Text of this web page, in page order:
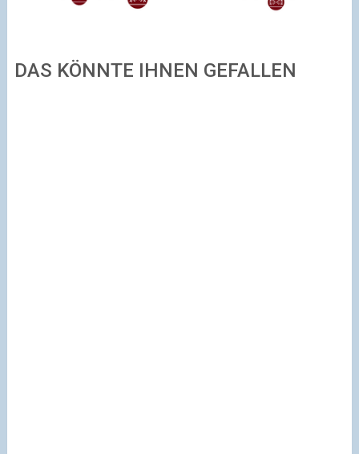
DAS KÖNNTE IHNEN GEFALLEN